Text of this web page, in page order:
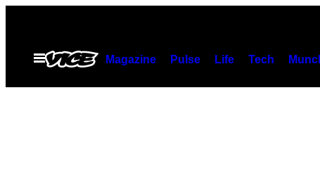
indhold
Åbn
Menu
Magazine Pulse Life Tech